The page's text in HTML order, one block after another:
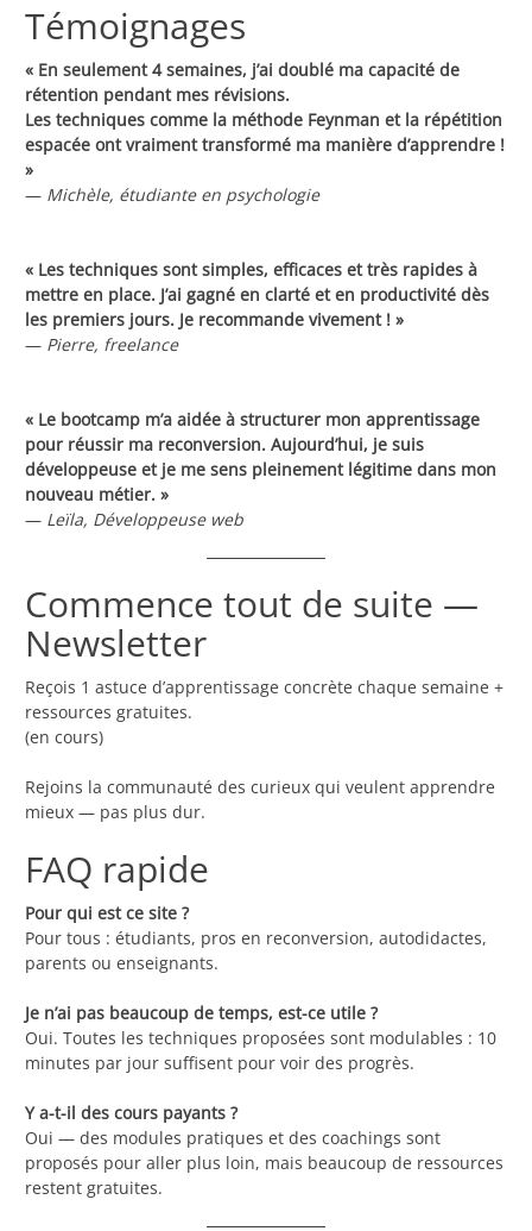
Témoignages
« En seulement 4 semaines, j’ai doublé ma capacité de
rétention pendant mes révisions.
Les techniques comme la méthode Feynman et la répétition
espacée ont vraiment transformé ma manière d’apprendre !
»
— Michèle, étudiante en psychologie
« Les techniques sont simples, efficaces et très rapides à
mettre en place. J’ai gagné en clarté et en productivité dès
les premiers jours. Je recommande vivement ! »
— Pierre, freelance
« Le bootcamp m’a aidée à structurer mon apprentissage
pour réussir ma reconversion. Aujourd’hui, je suis
développeuse et je me sens pleinement légitime dans mon
nouveau métier. »
— Leïla, Développeuse web
Commence tout de suite —
Newsletter
Reçois 1 astuce d’apprentissage concrète chaque semaine +
ressources gratuites.
(en cours)
Rejoins la communauté des curieux qui veulent apprendre
mieux — pas plus dur.
FAQ rapide
Pour qui est ce site ?
Pour tous : étudiants, pros en reconversion, autodidactes,
parents ou enseignants.
Je n’ai pas beaucoup de temps, est-ce utile ?
Oui. Toutes les techniques proposées sont modulables : 10
minutes par jour suffisent pour voir des progrès.
Y a-t-il des cours payants ?
Oui — des modules pratiques et des coachings sont
proposés pour aller plus loin, mais beaucoup de ressources
restent gratuites.